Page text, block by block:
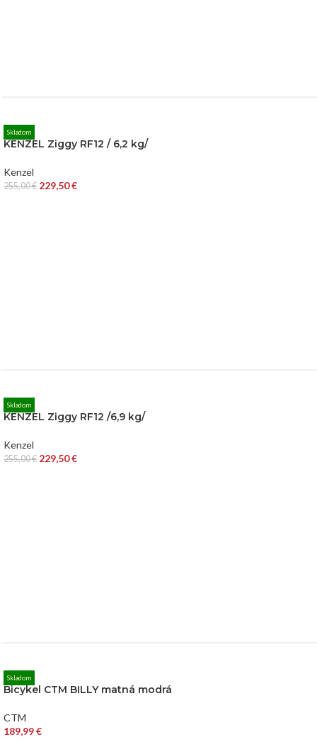
Skladom
KENZEL Ziggy RF12 / 6,2 kg/
Kenzel
255,00€ 229,50€
Skladom
KENZEL Ziggy RF12 /6,9 kg/
Kenzel
255,00€ 229,50€
Skladom
Bicykel CTM BILLY matná modrá
CTM
189,99€